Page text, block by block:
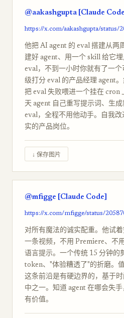
@aakashgupta [Claude Code]
https://x.com/aakashgupta/status/
他把 AI agent 的 eval 搭建从两
建好 agent、用一个 skill 给它
eval，不到一小时你就有了一
级打分 eval 的产品经理 agent
把 eval 失败喂进一个挂在 cron
天 agent 自己重写提示词、生
eval，全程不用他动手。自我
实的产品岗位。
↓ 保存图片
@mfigge [Claude Code]
https://x.com/mfigge/status/
对所有魔法的诚实配重。他试
一条视频，不用 Premiere、不
语言提示。一个传统 15 分钟的
token、"体验糟透了"的折磨。
这条前沿是有硬边界的，基于
中之一。知道 agent 在哪会失
有价值。